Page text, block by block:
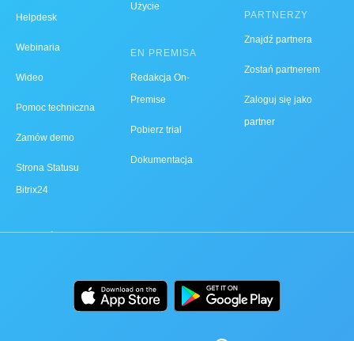
Helpdesk
Webinaria
Wideo
Pomoc techniczna
Zamów demo
Strona Statusu
Bitrix24
Użycie
EN PREMISA
Redakcja On-
Premise
Pobierz trial
Dokumentacja
PARTNERZY
Znajdź partnera
Zostań partnerem
Zaloguj się jako
partner